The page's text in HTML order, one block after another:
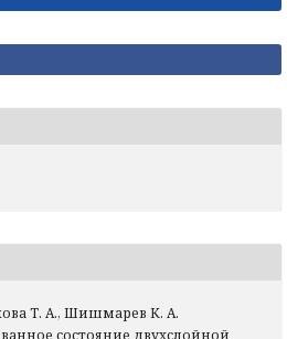
Т. А., Шишмарев К. А.
состояние двухслойной